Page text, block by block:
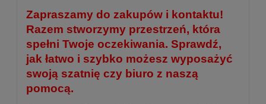
Zapraszamy do zakupów i kontaktu!
Razem stworzymy przestrzeń, która
spełni Twoje oczekiwania. Sprawdź,
jak łatwo i szybko możesz wyposażyć
swoją szatnię czy biuro z naszą
pomocą.